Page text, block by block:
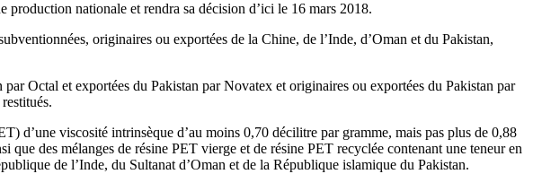
nationale et rendra sa décision d’ici le 16 mars 2018.
originaires ou exportées de la Chine, de l’Inde, d’Oman et du Pakistan,
Octal et exportées du Pakistan par Novatex et originaires ou exportées du Pakistan par
d’une viscosité intrinsèque d’au moins 0,70 décilitre par gramme, mais pas plus de 0,88
des mélanges de résine PET vierge et de résine PET recyclée contenant une teneur en
de l’Inde, du Sultanat d’Oman et de la République islamique du Pakistan.